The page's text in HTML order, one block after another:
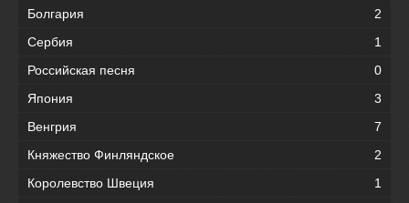
Болгария
2
Сербия
1
Российская песня
0
Япония
3
Венгрия
7
Княжество Финляндское
2
Королевство Швеция
1